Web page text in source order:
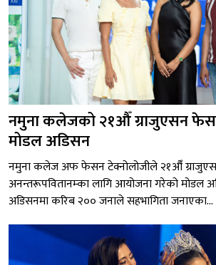
नमुना कलेजको २१औँ ग्राजुएसन
मोडल अडिसन
नमुना कलेज अफ फेसन टेक्नोलोजीले २१औँ
अनन्तरूपवितानम्का लागि आयोजना गरेको मोडल
अडिसनमा करिब २०० जनाले सहभागिता जनाएका...